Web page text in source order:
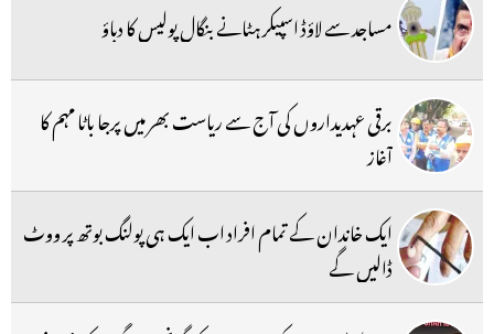
مساجد سے لاؤڈ اسپیکر ہٹانے بنگال پولیس کا دباؤ
برقی عہدیداروں کی آج سے ریاست بھر میں پرجا باٹا مہم کا
آغاز
ایک خاندان کے تمام افراد اب ایک ہی پولنگ بوتھ پر ووٹ
ڈالیں گے